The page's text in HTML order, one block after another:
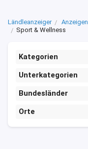
Ländleanzeiger Anzeigen
Sport & Wellness
Kategorien
Unterkategorien
Bundesländer
Orte